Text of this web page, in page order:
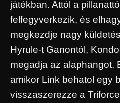
játékban. Attól a
felfegyverkezik, és
megkezdje nagy
Hyrule-t Ganontól,
megadja az alaphangot.
amikor Link behatol egy
visszaszerezze a